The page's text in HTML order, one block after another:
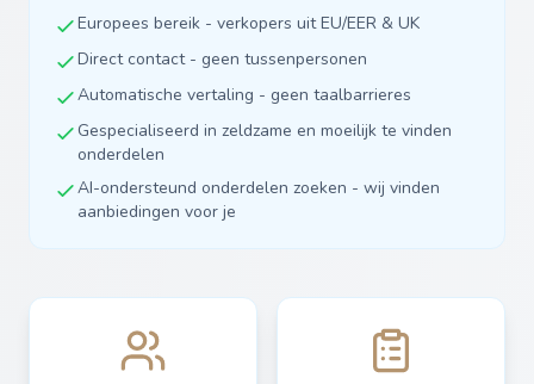
Europees bereik - verkopers uit EU/EER & UK
Direct contact - geen tussenpersonen
Automatische vertaling - geen taalbarrieres
Gespecialiseerd in zeldzame en moeilijk te vinden
onderdelen
AI-ondersteund onderdelen zoeken - wij vinden
aanbiedingen voor je